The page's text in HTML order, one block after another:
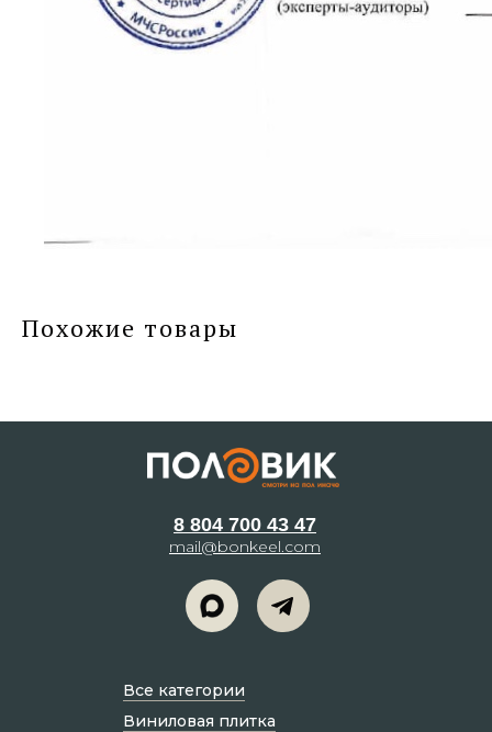
Похожие товары
8 804 700 43 47
mail@bonkeel.com
Все категории
Виниловая плитка